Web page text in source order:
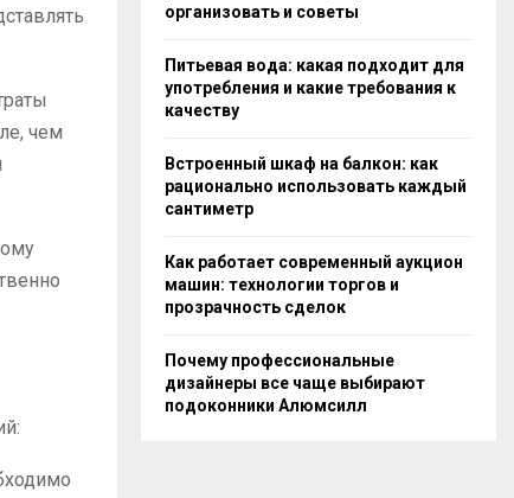
чем
организовать и советы
Питьевая вода: какая подходит для
употребления и какие требования к
качеству
Встроенный шкаф на балкон: как
рационально использовать каждый
сантиметр
Как работает современный аукцион
машин: технологии торгов и
прозрачность сделок
Почему профессиональные
дизайнеры все чаще выбирают
подоконники Алюмсилл